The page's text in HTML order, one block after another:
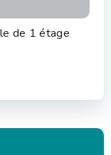
de 1 étage